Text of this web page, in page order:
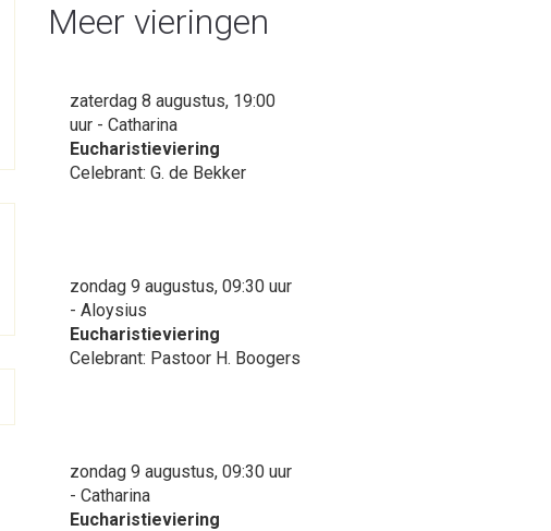
Meer vieringen
zaterdag 8 augustus, 19:00
uur - Catharina
Eucharistieviering
Celebrant: G. de Bekker
zondag 9 augustus, 09:30 uur
- Aloysius
Eucharistieviering
Celebrant: Pastoor H. Boogers
zondag 9 augustus, 09:30 uur
- Catharina
Eucharistieviering